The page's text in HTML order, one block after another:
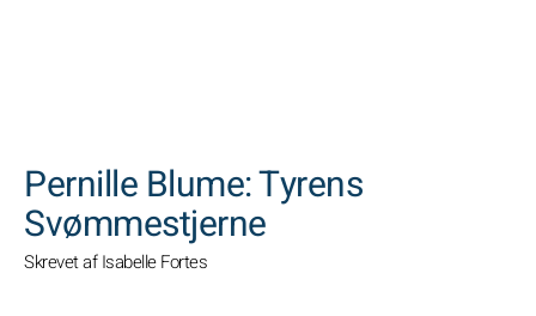
Pernille Blume: Tyrens
Svømmestjerne
Skrevet af Isabelle Fortes